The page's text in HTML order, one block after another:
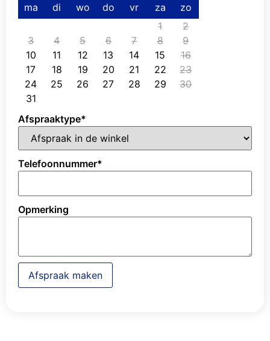
ma di wo do vr za
zo
1
2
3
4 5 6 7 8
9
10
11 12 13 14 15
16
17
18 19 20 21 22
23
24
25 26 27 28 29
30
31
Afspraaktype*
Telefoonnummer*
Opmerking
Afspraak maken